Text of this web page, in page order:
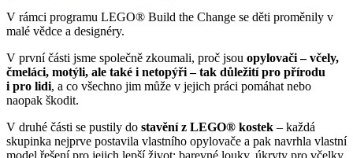
V rámci programu LEGO® Build the Change se děti proměnily v
malé vědce a designéry.
V první části jsme společně zkoumali, proč jsou opylovači – včely,
čmeláci, motýli, ale také i netopýři – tak důležití pro přírodu
i pro lidi, a co všechno jim může v jejich práci pomáhat nebo
naopak škodit.
V druhé části se pustily do stavění z LEGO® kostek – každá
skupinka nejprve postavila vlastního opylovače a pak navrhla vlastní
model řešení pro jejich lepší život: barevné louky, úkryty pro včelky